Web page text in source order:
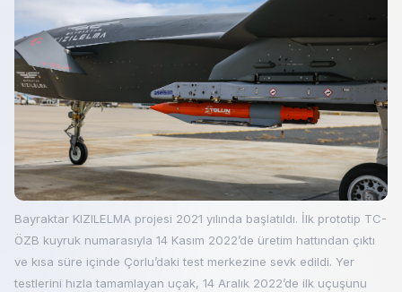
Bayraktar KIZILELMA projesi 2021 yılında başlatıldı. İlk prototip TC-
ÖZB kuyruk numarasıyla 14 Kasım 2022’de üretim hattından çıktı
ve kısa süre içinde Çorlu’daki test merkezine sevk edildi. Yer
testlerini hızla tamamlayan uçak, 14 Aralık 2022’de ilk uçuşunu